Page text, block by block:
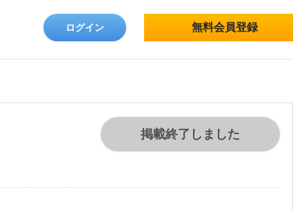
ログイン 無料会員登録
掲載終了しました